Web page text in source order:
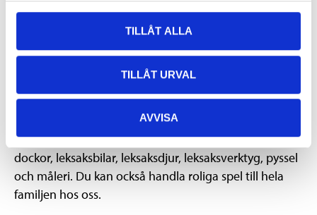
TILLÅT ALLA
TILLÅT URVAL
AVVISA
Inte bara leksaker i trä
Vi har givetvis inte bara träleksaker att erbjuda de
leksugna barnen. Vi har även ett brett utbud av
dockor, leksaksbilar, leksaksdjur, leksaksverktyg, pyssel
och måleri. Du kan också handla roliga spel till hela
familjen hos oss.